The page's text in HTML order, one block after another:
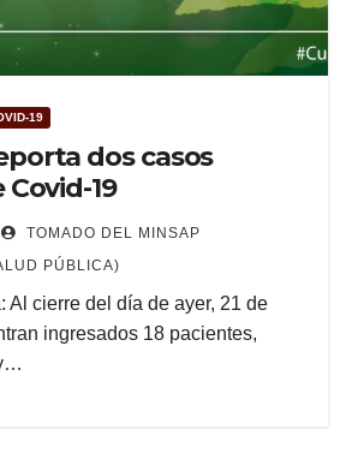
19
dos casos
19
TOMADO DEL MINSAP
PÚBLICA)
Al cierre del día de ayer, 21 de
ingresados 18 pacientes,